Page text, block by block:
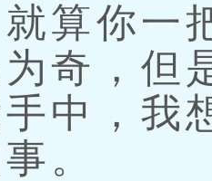
算你一
奇，但
中，我
。